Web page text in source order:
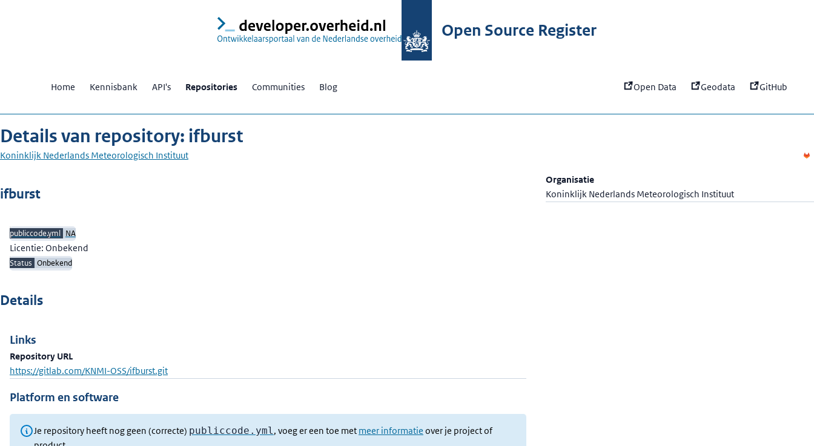
Open Source Register:
Home Kennisbank API's Repositories Communities Blog Open Data Geodata GitHub
Details van repository: ifburst
Koninklijk Nederlands Meteorologisch Instituut
ifburst
Organisatie
Koninklijk Nederlands Meteorologisch Instituut
publiccode.yml NA
Licentie: Onbekend
Status Onbekend
Details
Links
Repository URL
https://gitlab.com/KNMI-OSS/ifburst.git
Platform en software
Je repository heeft nog geen (correcte) publiccode.yml, voeg er een toe met meer informatie over je project of